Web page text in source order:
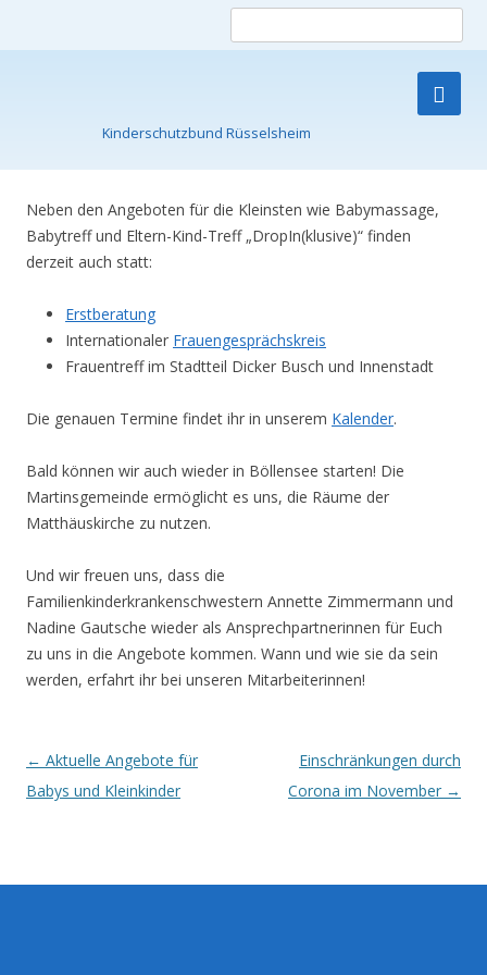
Kinderschutzbund Rüsselsheim
Skip
content
Neben den Angeboten für die Kleinsten wie Babymassage,
Babytreff und Eltern-Kind-Treff „DropIn(klusive)“ finden
derzeit auch statt:
Erstberatung
Internationaler Frauengesprächskreis
Frauentreff im Stadtteil Dicker Busch und Innenstadt
Die genauen Termine findet ihr in unserem Kalender.
Bald können wir auch wieder in Böllensee starten! Die
Martinsgemeinde ermöglicht es uns, die Räume der
Matthäuskirche zu nutzen.
Und wir freuen uns, dass die
Familienkinderkrankenschwestern Annette Zimmermann und
Nadine Gautsche wieder als Ansprechpartnerinnen für Euch
zu uns in die Angebote kommen. Wann und wie sie da sein
werden, erfahrt ihr bei unseren Mitarbeiterinnen!
Post
navigation
← Aktuelle Angebote für
Babys und Kleinkinder
Einschränkungen durch
Corona im November →